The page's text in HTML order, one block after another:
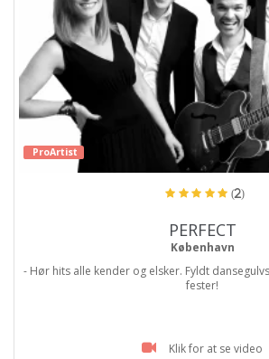
ProArtist
(2)
PERFECT
København
- Hør hits alle kender og elsker. Fyldt
fester!
Klik for at se video